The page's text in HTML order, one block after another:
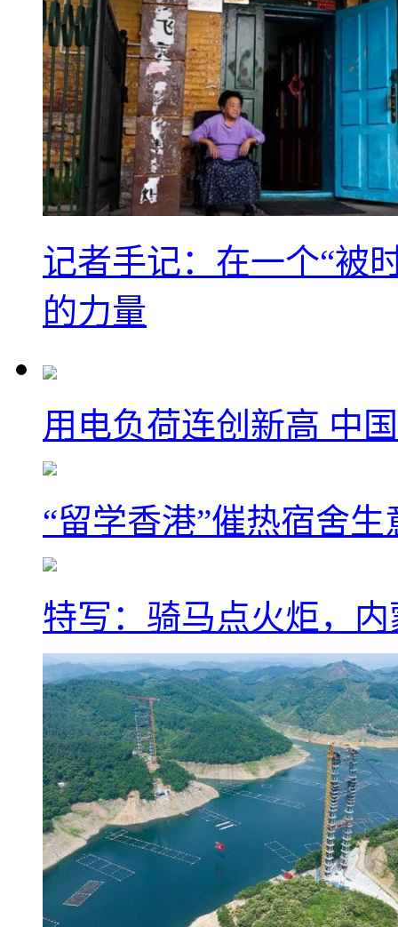
记者手记：在一个“被
的力量
用电负荷连创新高 中
“留学香港”催热宿舍
特写：骑马点火炬，